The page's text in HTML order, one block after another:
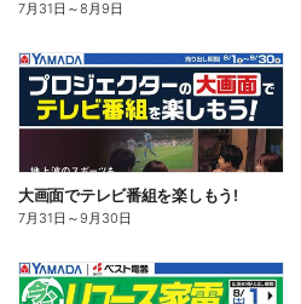
7月31日 ～8月9日
大画面でテレビ番組を楽しもう!
7月31日 ～9月30日